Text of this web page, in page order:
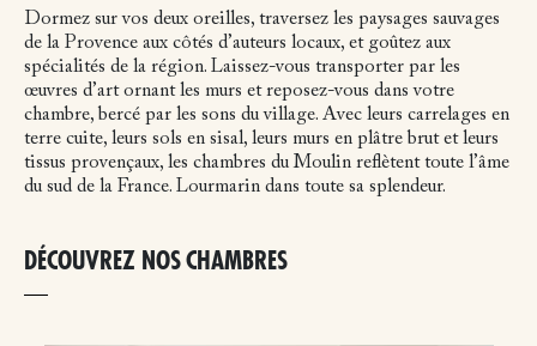
Dormez sur vos deux oreilles, traversez les paysages sauvages
de la Provence aux côtés d’auteurs locaux, et goûtez aux
spécialités de la région. Laissez-vous transporter par les
œuvres d’art ornant les murs et reposez-vous dans votre
chambre, bercé par les sons du village. Avec leurs carrelages en
terre cuite, leurs sols en sisal, leurs murs en plâtre brut et leurs
tissus provençaux, les chambres du Moulin reflètent toute l’âme
du sud de la France. Lourmarin dans toute sa splendeur.
DÉCOUVREZ NOS CHAMBRES